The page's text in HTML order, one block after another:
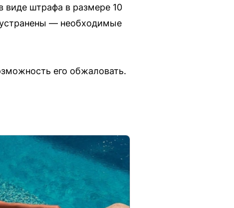
виде штрафа в размере 10
— необходимые
его обжаловать.